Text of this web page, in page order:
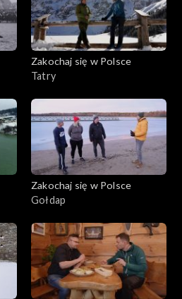
Zakochaj się w Polsce
Tatry
Zakochaj się w Polsce
Gołdap